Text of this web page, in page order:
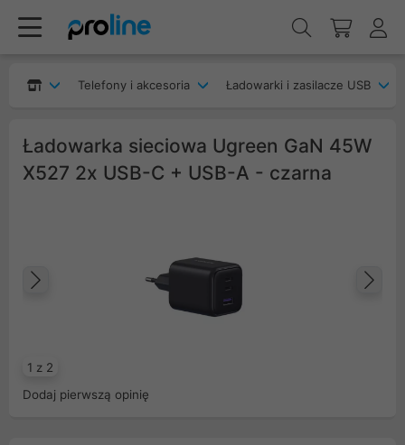
Telefony i akcesoria Ładowarki i zasilacze USB
Ładowarka sieciowa Ugreen GaN 45W
X527 2x USB-C + USB-A - czarna
1 z 2
Poprzedni
Dodaj pierwszą opinię